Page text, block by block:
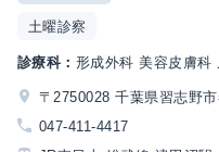
土曜診察
診療科： 形成外科 美容皮膚科
〒2750028 千葉県習志野
047-411-4417